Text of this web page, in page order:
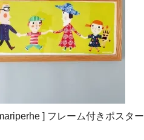
] フレーム付きポスター